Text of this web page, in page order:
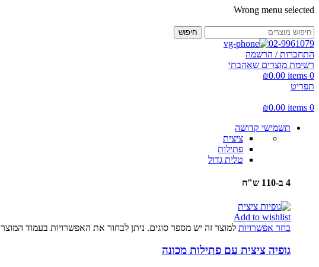
Wrong menu selected
חיפוש
02-9961079
התחברות / הרשמה
רשימת מוצרים שאהבתי
0
items
₪0.00
תפריט
0
items
₪0.00
תשמישי קדושה
ציצית
פתילות
טלית גדול
4 ב-110 ש"ח
Add to wishlist
בחר אפשרויות למוצר זה יש מספר סוגים. ניתן לבחור את האפשרויות בעמוד המוצר
גופיה ציצית עם פתילות מכונה